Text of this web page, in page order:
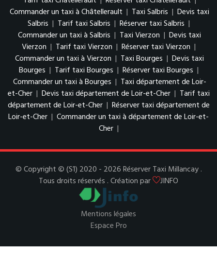
Commander un taxi à Châtellerault | Taxi Salbris | Devis taxi
Salbris | Tarif taxi Salbris | Réserver taxi Salbris |
Commander un taxi à Salbris | Taxi Vierzon | Devis taxi
Vierzon | Tarif taxi Vierzon | Réserver taxi Vierzon |
Commander un taxi à Vierzon | Taxi Bourges | Devis taxi
Bourges | Tarif taxi Bourges | Réserver taxi Bourges |
Commander un taxi à Bourges | Taxi département de Loir-
et-Cher | Devis taxi département de Loir-et-Cher | Tarif taxi
département de Loir-et-Cher | Réserver taxi département de
Loir-et-Cher | Commander un taxi à département de Loir-et-
Cher |
© Copyright © (S1) 2020 - 2026 Réserver Taxi Millancay .
Tous droits réservés . Création par
JINFO
Mentions légales
Espace Pro